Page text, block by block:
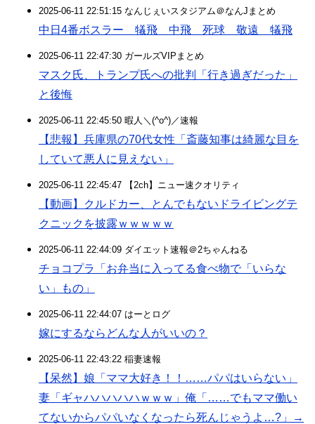
2025-06-11 22:51:15 なんじぇいスタジアム＠なんJまとめ
中日4番ボスラー 犠飛 中飛 死球 敬遠 犠飛
2025-06-11 22:47:30 ガールズVIPまとめ
マスク氏、トランプ氏への批判「行き過ぎだった」
と後悔
2025-06-11 22:45:50 暇人＼(^o^)／速報
【悲報】兵庫県の70代女性「斎藤知事は綺麗な目を
していて悪人に見えない」
2025-06-11 22:45:47 【2ch】ニュー速クオリティ
【動画】クルドカー、とんでもないドライビングテ
クニックを披露ｗｗｗｗｗ
2025-06-11 22:44:09 ダイエット速報＠2ちゃんねる
チョコプラ「お弁当に入ってる食べ物で「いらな
い」もの」
2025-06-11 22:44:07 はーとログ
嫁にするならどんな人がいいの？
2025-06-11 22:43:22 稲妻速報
【呆然】娘「ママ大好き！！……パパはいらない」
妻「ギャハハハハハｗｗｗ」俺「……でもママ働い
てないからパパいなくなったら死んじゃうよ…?」→